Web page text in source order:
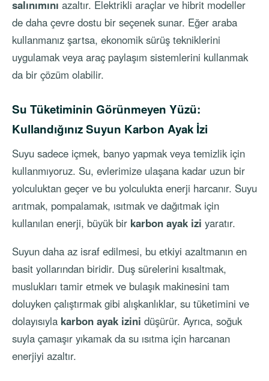
salınımını azaltır. Elektrikli araçlar ve hibrit modeller
de daha çevre dostu bir seçenek sunar. Eğer araba
kullanmanız şartsa, ekonomik sürüş tekniklerini
uygulamak veya araç paylaşım sistemlerini kullanmak
da bir çözüm olabilir.
Su Tüketiminin Görünmeyen Yüzü:
Kullandığınız Suyun Karbon Ayak İzi
Suyu sadece içmek, banyo yapmak veya temizlik için
kullanmıyoruz. Su, evlerimize ulaşana kadar uzun bir
yolculuktan geçer ve bu yolculukta enerji harcanır. Suyu
arıtmak, pompalamak, ısıtmak ve dağıtmak için
kullanılan enerji, büyük bir karbon ayak izi yaratır.
Suyun daha az israf edilmesi, bu etkiyi azaltmanın en
basit yollarından biridir. Duş sürelerini kısaltmak,
muslukları tamir etmek ve bulaşık makinesini tam
doluyken çalıştırmak gibi alışkanlıklar, su tüketimini ve
dolayısıyla karbon ayak izini düşürür. Ayrıca, soğuk
suyla çamaşır yıkamak da su ısıtma için harcanan
enerjiyi azaltır.